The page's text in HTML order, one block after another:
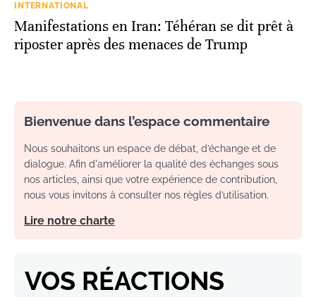
INTERNATIONAL
Manifestations en Iran: Téhéran se dit prêt à
riposter après des menaces de Trump
Bienvenue dans l’espace commentaire
Nous souhaitons un espace de débat, d’échange et de
dialogue. Afin d'améliorer la qualité des échanges sous
nos articles, ainsi que votre expérience de contribution,
nous vous invitons à consulter nos règles d’utilisation.
Lire notre charte
VOS RÉACTIONS